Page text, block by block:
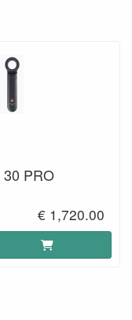
30 PRO
€ 1,720.00